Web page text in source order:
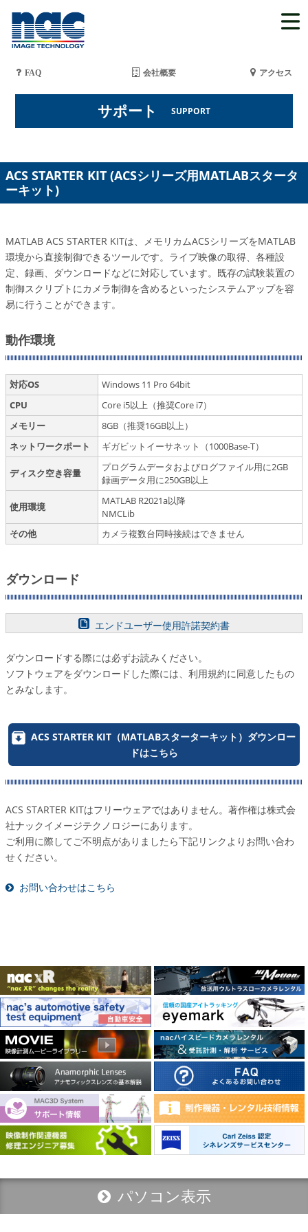
FAQ 会社概要 アクセス
サポート SUPPORT
ACS STARTER KIT (ACSシリーズ用MATLABスタータ
ーキット)
MATLAB ACS STARTER KITは、メモリカムACSシリーズをMATLAB
環境から直接制御できるツールです。ライブ映像の取得、各種設
定、録画、ダウンロードなどに対応しています。既存の試験装置の
制御スクリプトにカメラ制御を含めるといったシステムアップを容
易に行うことができます。
動作環境
対応OS
Windows 11 Pro 64bit
CPU
Core i5以上（推奨Core i7）
メモリー
8GB（推奨16GB以上）
ネットワークポート
ギガビットイーサネット（1000Base-T）
ディスク空き容量
プログラムデータおよびログファイル用に2GB
録画データ用に250GB以上
使用環境
MATLAB R2021a以降
NMCLib
その他
カメラ複数台同時接続はできません
ダウンロード
エンドユーザー使⽤許諾契約書
ダウンロードする際には必ずお読みください。
ソフトウェアをダウンロードした際には、利用規約に同意したもの
とみなします。
ACS STARTER KIT（MATLABスターターキット）ダウンロー
ドはこちら
ACS STARTER KITはフリーウェアではありません。著作権は株式会
社ナックイメージテクノロジーにあります。
ご利用に際してご不明点がありましたら下記リンクよりお問い合わ
せください。
お問い合わせはこちら
パソコン表示